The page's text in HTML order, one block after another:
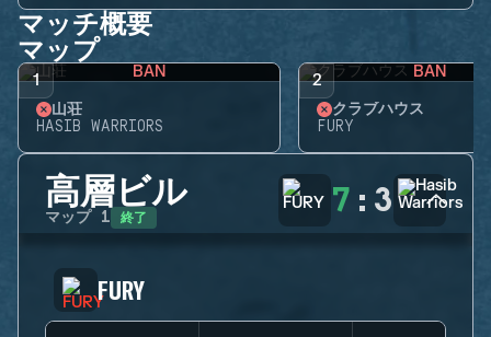
マッチ概要
マップ
1 BAN
山荘
HASIB WARRIORS
2 BAN
クラブハウス
FURY
高層ビル
マップ 1 終了 7 : 3
FURY